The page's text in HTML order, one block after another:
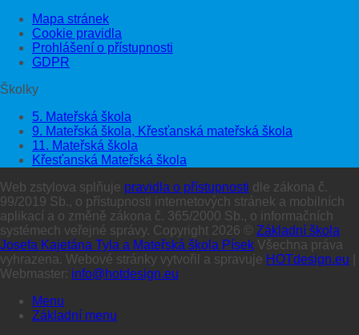
Mapa stránek
Cookie pravidla
Prohlášení o přístupnosti
GDPR
Školky
5. Mateřská škola
9. Mateřská škola, Křesťanská mateřská škola
11. Mateřská škola
Křesťanská Mateřská škola
Web zstylova splňuje pravidla o přístupnosti dle zákona č.
99/2019 Sb., o přístupnosti internetových stránek a mobilních
aplikací a o změně zákona č. 365/2000 Sb., o informačních
systémech veřejné správy. Copyright 2026 © Základní škola
Josefa Kajetána Tyla a Mateřská škola Písek Všechna práva
vyhrazena. Webové stránky vytvořil a spravuje HOTdesign.eu
Webmaster: info@hotdesign.eu
Menu
Základní menu